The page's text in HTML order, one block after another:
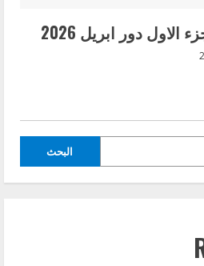
دور ابريل 2026
البحث